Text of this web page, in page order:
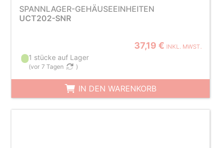
SPANNLAGER-GEHÄUSEEINHEITEN
UCT202-SNR
37,19 € INKL. MWST.
1 stücke auf Lager
(vor 7 Tagen )
IN DEN WARENKORB